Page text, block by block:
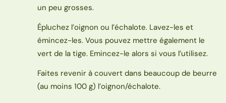
un peu grosses.
Épluchez l’oignon ou l’échalote. Lavez-les et
émincez-les. Vous pouvez mettre également le
vert de la tige. Emincez-le alors si vous l’utilisez.
Faites revenir à couvert dans beaucoup de beurre
(au moins 100 g) l’oignon/échalote.